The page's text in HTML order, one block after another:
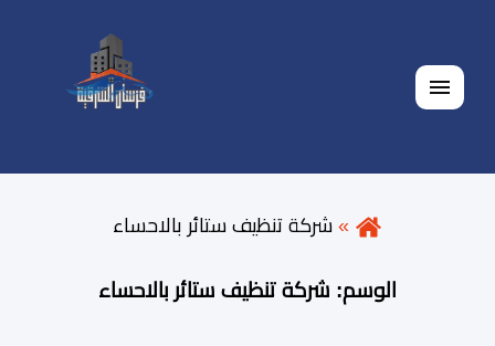
القائمة
شركة تنظيف ستائر بالاحساء
الوسم: شركة تنظيف ستائر بالاحساء